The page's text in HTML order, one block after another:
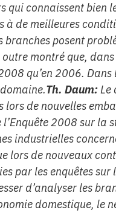
qui connaissent
à de meilleures
posent
montré que,
qu’en 2006.
Th. Daum:Le
de nouvelles
2008 sur la
industrielles
lors de nouveaux
par les enquêtes
d’analyser les
domestique, le